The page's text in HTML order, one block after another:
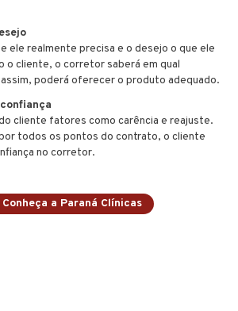
ele realmente precisa e o desejo o que ele
o cliente, o corretor saberá em qual
poderá oferecer o produto adequado.
cliente fatores como carência e reajuste.
todos os pontos do contrato, o cliente
no corretor.
Conheça a Paraná Clínicas